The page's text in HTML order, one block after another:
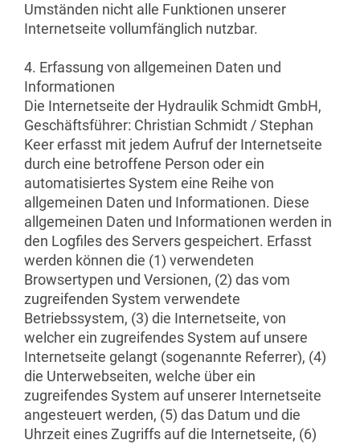
Umständen nicht alle Funktionen unserer
Internetseite vollumfänglich nutzbar.
4. Erfassung von allgemeinen Daten und
Informationen
Die Internetseite der Hydraulik Schmidt GmbH,
Geschäftsführer: Christian Schmidt / Stephan
Keer erfasst mit jedem Aufruf der Internetseite
durch eine betroffene Person oder ein
automatisiertes System eine Reihe von
allgemeinen Daten und Informationen. Diese
allgemeinen Daten und Informationen werden in
den Logfiles des Servers gespeichert. Erfasst
werden können die (1) verwendeten
Browsertypen und Versionen, (2) das vom
zugreifenden System verwendete
Betriebssystem, (3) die Internetseite, von
welcher ein zugreifendes System auf unsere
Internetseite gelangt (sogenannte Referrer), (4)
die Unterwebseiten, welche über ein
zugreifendes System auf unserer Internetseite
angesteuert werden, (5) das Datum und die
Uhrzeit eines Zugriffs auf die Internetseite, (6)